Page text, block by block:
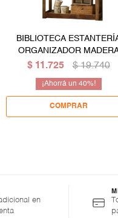
BIBLIOTECA
ORGANIZADOR
MACIZA - LÍNEA RÚSTICA
$ 11.725 $ 19.740
40
en